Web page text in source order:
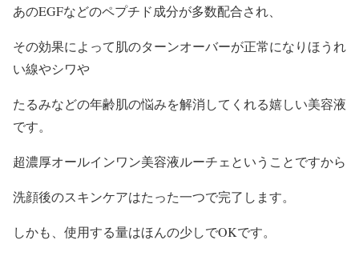
あのEGFなどのペプチド成分が多数配合され、
その効果によって肌のターンオーバーが正常になりほうれ
い線やシワや
たるみなどの年齢肌の悩みを解消してくれる嬉しい美容液
です。
超濃厚オールインワン美容液ルーチェということですから
洗顔後のスキンケアはたった一つで完了します。
しかも、使用する量はほんの少しでOKです。